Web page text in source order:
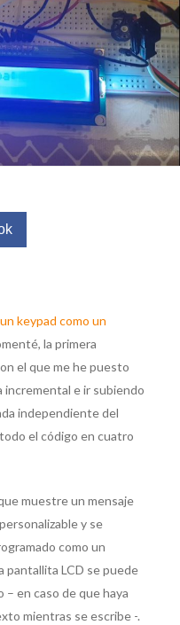
keypad como un
la primera
el que me he puesto
incremental e ir subiendo
independiente del
el código en cuatro
muestre un mensaje
y se
como un
pantallita LCD se puede
en caso de que haya
mientras se escribe -.